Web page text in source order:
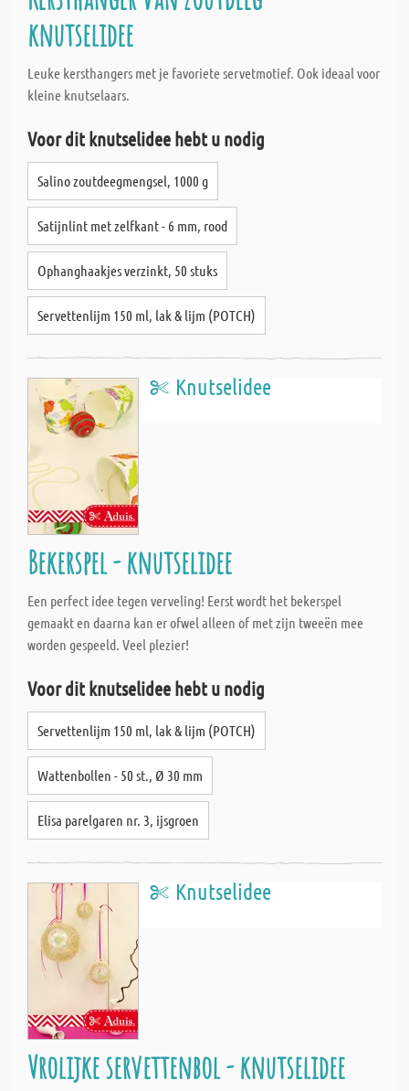
knutselidee
Leuke kersthangers met je favoriete servetmotief. Ook ideaal voor
kleine knutselaars.
Voor dit knutselidee hebt u nodig
Salino zoutdeegmengsel, 1000 g
Satijnlint met zelfkant - 6 mm, rood
Ophanghaakjes verzinkt, 50 stuks
Servettenlijm 150 ml, lak & lijm (POTCH)
Knutselidee
Bekerspel - knutselidee
Een perfect idee tegen verveling! Eerst wordt het bekerspel
gemaakt en daarna kan er ofwel alleen of met zijn tweeën mee
worden gespeeld. Veel plezier!
Voor dit knutselidee hebt u nodig
Servettenlijm 150 ml, lak & lijm (POTCH)
Wattenbollen - 50 st., Ø 30 mm
Elisa parelgaren nr. 3, ijsgroen
Knutselidee
Vrolijke servettenbol - knutselidee